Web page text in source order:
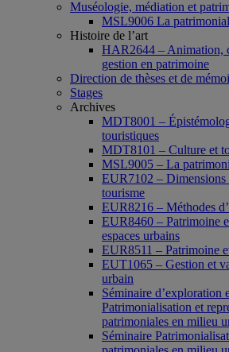
Muséologie, médiation et
MSL9006 La
Histoire de l’art
HAR2644 – Animation,
gestion en patrimoine
Direction de thèses et de
Stages
Archives
MDT8001 –
touristiques
MDT8101 – Culture et
MSL9005 – La
EUR7102 – Dimensions
tourisme
EUR8216 – Méthodes
EUR8460 – Patrimoine
espaces urbains
EUR8511 – Patrimoine
EUT1065 – Gestion et
urbain
Séminaire d’exploration
Patrimonialisation et
patrimoniales en milieu
Séminaire